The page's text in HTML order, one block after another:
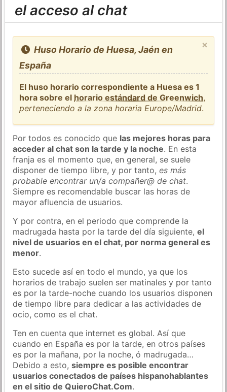
el acceso al chat
×
Huso Horario de Huesa, Jaén en
España
El huso horario correspondiente a Huesa es 1
hora sobre el horario estándard de Greenwich,
perteneciendo a la zona horaria Europe/Madrid.
Por todos es conocido que las mejores horas para
acceder al chat son la tarde y la noche. En esta
franja es el momento que, en general, se suele
disponer de tiempo libre, y por tanto,es más
probable encontrar un/a compañer@ de chat.
Siempre es recomendable buscar las horas de
mayor afluencia de usuarios.
Y por contra, en el periodo que comprende la
madrugada hasta por la tarde del día siguiente,el
nivel de usuarios en el chat, por norma general es
menor.
Esto sucede así en todo el mundo, ya que los
horarios de trabajo suelen ser matinales y por tanto
es por la tarde-noche cuando los usuarios disponen
de tiempo libre para dedicar a las actividades de
ocio, como es el chat.
Ten en cuenta que internet es global. Así que
cuando en España es por la tarde, en otros países
es por la mañana, por la noche, ó madrugada…
Debido a esto,siempre es posible encontrar
usuarios conectados de países hispanohablantes
en el sitio de QuieroChat.Com.